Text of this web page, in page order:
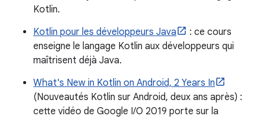
Kotlin.
Kotlin pour les développeurs Java
: ce cours
enseigne le langage Kotlin aux développeurs qui
maîtrisent déjà Java.
What's New in Kotlin on Android, 2 Years In
(Nouveautés Kotlin sur Android, deux ans après) :
cette vidéo de Google I/O 2019 porte sur la